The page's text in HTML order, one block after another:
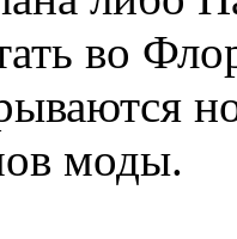
во
моды.